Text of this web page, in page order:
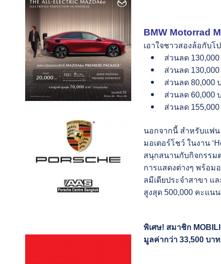
BMW Motorrad
เอาใจชาวสองล้อกับโ
ส่วนลด
ส่วนลด
ส่วนลด 80,000
ส่วนลด 60,000
ส่วนลด
นอกจากนี้ สำหรับแฟน
มอเตอร์โชว์ ในงาน
สนุกสนานกับกิจกรรม
การแสดงต่างๆ พร้อม
ลมีเดียประจำสาขา แ
สูงสุด 500,000 คะแน
พิเศษ! สมาชิก
มูลค่ากว่า 33,500 บา